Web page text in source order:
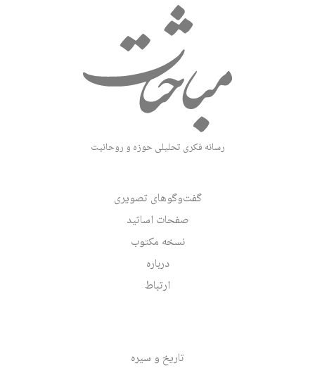
رسانه فکری تحلیلی حوزه و روحانیت
گفت‌وگوهای تصویری
صفحات اساتید
نسخه مکتوب
درباره
ارتباط
تاریخ و سیره